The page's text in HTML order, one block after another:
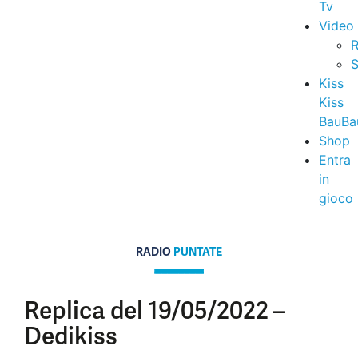
Tv
Video
Kiss
Kiss
Shop
Entra
in
gioco
RADIO PUNTATE
Replica del 19/05/2022 –
Dedikiss